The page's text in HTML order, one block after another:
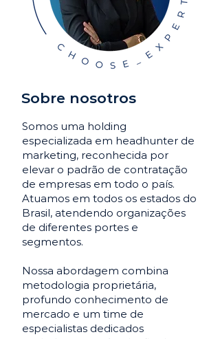
Sobre nosotros
Somos uma holding
especializada em headhunter de
marketing, reconhecida por
elevar o padrão de contratação
de empresas em todo o país.
Atuamos em todos os estados do
Brasil, atendendo organizações
de diferentes portes e
segmentos.
Nossa abordagem combina
metodologia proprietária,
profundo conhecimento de
mercado e um time de
especialistas dedicados